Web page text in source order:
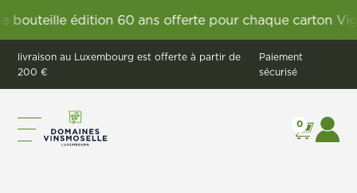
édition 60 ans offerte pour chaque carton
livraison au Luxembourg est offerte à partir de
200 €
Paiement
sécurisé
0